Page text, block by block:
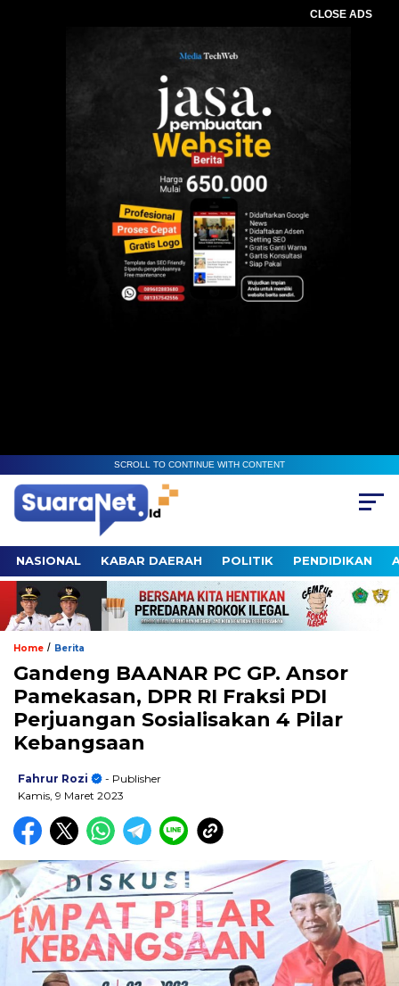
CLOSE ADS
SCROLL TO CONTINUE WITH CONTENT
NASIONAL KABAR DAERAH POLITIK PENDIDIKAN
Home / Berita
Gandeng BAANAR PC GP. Ansor
Pamekasan, DPR RI Fraksi PDI
Perjuangan Sosialisakan 4 Pilar
Kebangsaan
Fahrur Rozi
- Publisher
Kamis, 9 Maret 2023